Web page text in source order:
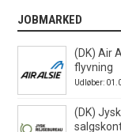
JOBMARKED
(DK) Air
flyvning
Udløber:
(DK)